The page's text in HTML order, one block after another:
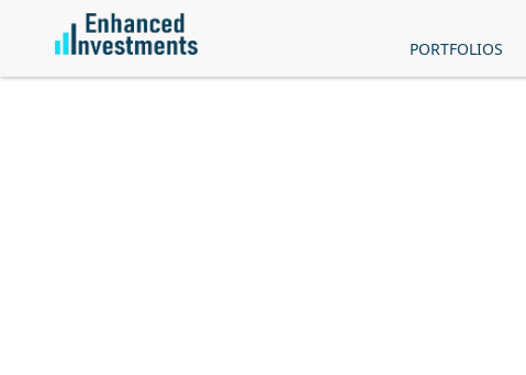
PORTFOLIOS